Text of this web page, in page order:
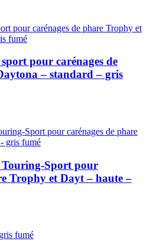
pour carénages de
– standard – gris
Touring-Sport pour
Trophy et Dayt – haute –